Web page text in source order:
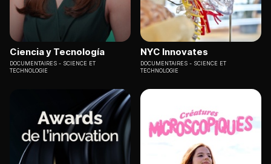
Ciencia y Tecnología
DOCUMENTAIRES
SCIENCE ET
TECHNOLOGIE
NYC Innovates
DOCUMENTAIRES
SCIENCE ET
TECHNOLOGIE